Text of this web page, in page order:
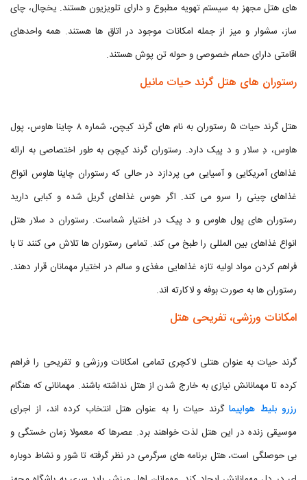
های هتل مجهز به سیستم تهویه مطبوع و دارای تلویزیون هستند. یخچال، چای
ساز، سشوار و میز از جمله امکانات موجود در اتاق ها هستند. همه واحدهای
اقامتی دارای حمام خصوصی و حوله تن پوش هستند.
رستوران های هتل گرند حیات مانیل
هتل گرند حیات ۵ رستوران به نام های گرند کیچن، شماره ۸ چاینا هاوس، پول
هاوس، دِ سلار و د پیک دارد. رستوران گرند کیچن به طور اختصاصی به ارائه
غذاهای آمریکایی و آسیایی می پردازد در حالی که رستوران چاینا هاوس انواع
غذاهای چینی را سرو می کند. اگر هوس غذاهای گریل شده و کبابی دارید
رستوران های پول هاوس و د پیک در اختیار شماست. رستوران د سلار هتل
انواع غذاهای بین المللی را طبخ می کند. تمامی رستوران ها تلاش می کنند تا با
فراهم کردن مواد اولیه تازه غذاهایی مغذی و سالم در اختیار مهمانان قرار دهند.
رستوران ها به صورت بوفه و لاکارته اند.
امکانات ورزشی، تفریحی هتل
گرند حیات به عنوان هتلی لاکچری تمامی امکانات ورزشی و تفریحی را فراهم
کرده تا مهمانانش نیازی به خارج شدن از هتل نداشته باشند. مهمانانی که هنگام
رزرو بلیط هواپیماگرند حیات را به عنوان هتل انتخاب کرده اند، از اجرای
موسیقی زنده در این هتل لذت خواهند برد. عصرها که معمولا زمان خستگی و
بی حوصلگی است، هتل برنامه های سرگرمی در نظر گرفته تا شور و نشاط دوباره